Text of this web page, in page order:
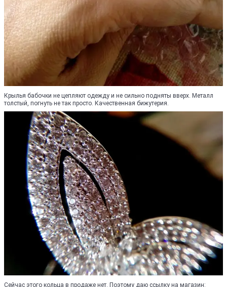
Крылья бабочки не цепляют одежду и не сильно подняты вверх. Металл
толстый, погнуть не так просто. Качественная бижутерия.
Сейчас этого кольца в продаже нет. Поэтому даю ссылку на магазин: